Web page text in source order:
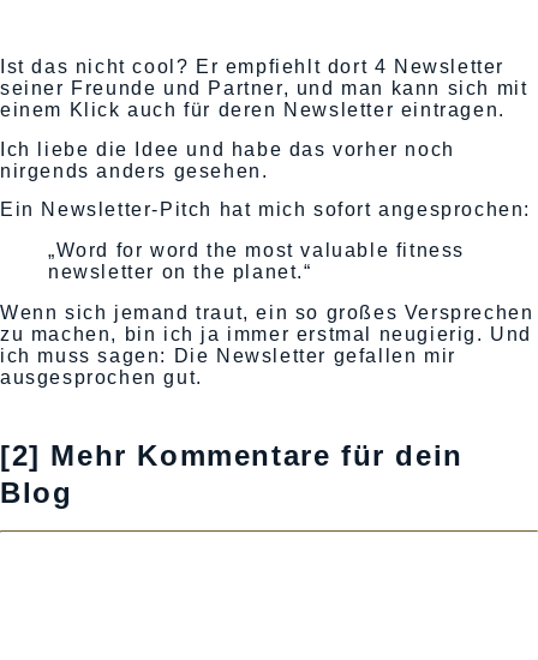
Ist das nicht cool? Er empfiehlt dort 4 Newsletter
seiner Freunde und Partner, und man kann sich mit
einem Klick auch für deren Newsletter eintragen.
Ich liebe die Idee und habe das vorher noch
nirgends anders gesehen.
Ein Newsletter-Pitch hat mich sofort angesprochen:
„Word for word the most valuable fitness
newsletter on the planet.“
Wenn sich jemand traut, ein so großes Versprechen
zu machen, bin ich ja immer erstmal neugierig. Und
ich muss sagen: Die Newsletter gefallen mir
ausgesprochen gut.
[2] Mehr Kommentare für dein
Blog